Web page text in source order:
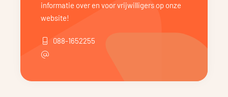
informatie over en voor vrijwilligers op onze
website!
088-1652255